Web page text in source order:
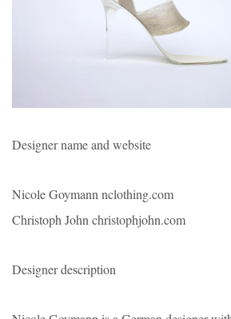
Designer name and website
Nicole Goymann nclothing.com
Christoph John christophjohn.com
Designer description